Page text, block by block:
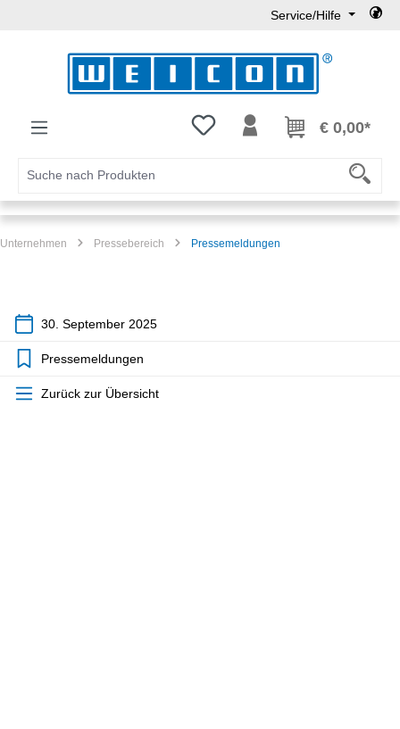
Service/Hilfe
Du hast 0 Produkte auf dem
€ 0,00*
Unternehmen Pressebereich Pressemeldungen
30. September 2025
Pressemeldungen
Zurück zur Übersicht